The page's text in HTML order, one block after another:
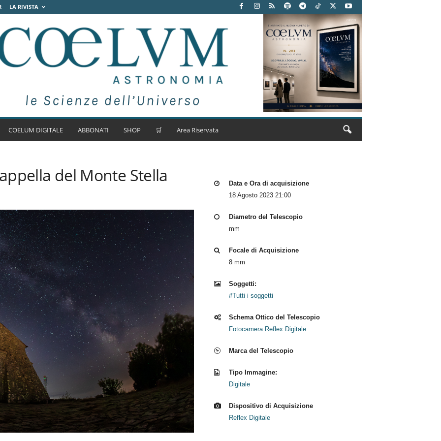
LA RIVISTA
COELUM DIGITALE ABBONATI SHOP 🛒 Area Riservata
del Monte Stella
Data e Ora di acquisizione
18 Agosto 2023 21:00
Diametro del Telescopio
mm
Focale di Acquisizione
8 mm
Soggetti:
#Tutti i soggetti
Schema Ottico del Telescopio
Fotocamera Reflex Digitale
Marca del Telescopio
Tipo Immagine:
Digitale
Dispositivo di Acquisizione
Reflex Digitale